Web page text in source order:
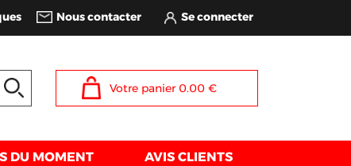
Nous contacter
Votre panier 0.00€
DU MOMENT AVIS CLIENTS